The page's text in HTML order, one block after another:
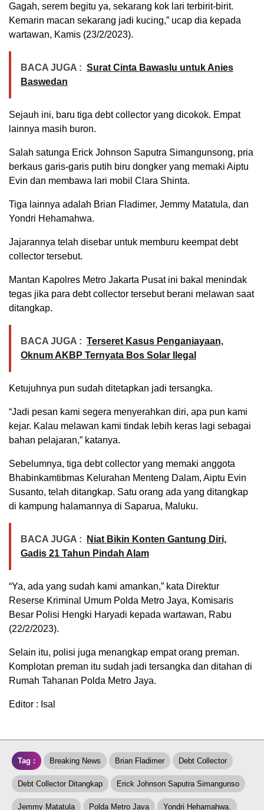
Gagah, serem begitu ya, sekarang kok lari terbirit-birit.
Kemarin macan sekarang jadi kucing,” ucap dia kepada
wartawan, Kamis (23/2/2023).
BACA JUGA : Surat Cinta Bawaslu untuk Anies
Baswedan
Sejauh ini, baru tiga debt collector yang dicokok. Empat
lainnya masih buron.
Salah satunga Erick Johnson Saputra Simangunsong, pria
berkaus garis-garis putih biru dongker yang memaki Aiptu
Evin dan membawa lari mobil Clara Shinta.
Tiga lainnya adalah Brian Fladimer, Jemmy Matatula, dan
Yondri Hehamahwa.
Jajarannya telah disebar untuk memburu keempat debt
collector tersebut.
Mantan Kapolres Metro Jakarta Pusat ini bakal menindak
tegas jika para debt collector tersebut berani melawan saat
ditangkap.
BACA JUGA : Terseret Kasus Penganiayaan,
Oknum AKBP Ternyata Bos Solar Ilegal
Ketujuhnya pun sudah ditetapkan jadi tersangka.
“Jadi pesan kami segera menyerahkan diri, apa pun kami
kejar. Kalau melawan kami tindak lebih keras lagi sebagai
bahan pelajaran,” katanya.
Sebelumnya, tiga debt collector yang memaki anggota
Bhabinkamtibmas Kelurahan Menteng Dalam, Aiptu Evin
Susanto, telah ditangkap. Satu orang ada yang ditangkap
di kampung halamannya di Saparua, Maluku.
BACA JUGA :
Niat Bikin Konten Gantung Diri,
Gadis 21 Tahun Pindah Alam
“Ya, ada yang sudah kami amankan,” kata Direktur
Reserse Kriminal Umum Polda Metro Jaya, Komisaris
Besar Polisi Hengki Haryadi kepada wartawan, Rabu
(22/2/2023).
Selain itu, polisi juga menangkap empat orang preman.
Komplotan preman itu sudah jadi tersangka dan ditahan di
Rumah Tahanan Polda Metro Jaya.
Editor : Isal
Tag : Breaking News Brian Fladimer Debt Collector
Debt Collector Ditangkap Erick Johnson Saputra Simangunso
Jemmy Matatula Polda Metro Jaya Yondri Hehamahwa.